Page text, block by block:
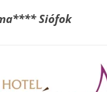
Siófok